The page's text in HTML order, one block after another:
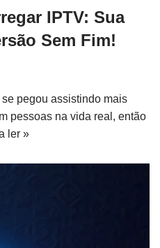
IPTV: Sua
Sem Fim!
pegou assistindo mais
pessoas na vida real, então
ler »